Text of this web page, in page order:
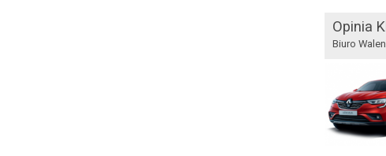
Opinia
Biuro